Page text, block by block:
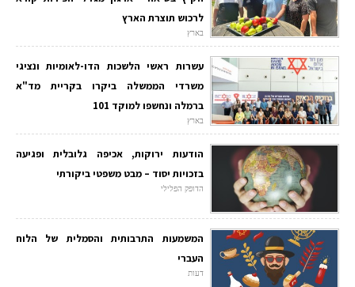
לרכוש תוצרת הארץ
בארץ
עשרות ראשי הלשכות הדו-לאומיות ונציגי
משרדי הממשלה ביקרו בקריית מד"א
ברמלה ונחשפו למוקד 101
בארץ
הודעות ירוקות, אכיפה גלובלית ופגיעה
בזכויות יסוד – מבט משפטי ביקורתי
הדופק הפלילי
המשמעות התרבותית והסמלית של הלוח
העברי
דעות